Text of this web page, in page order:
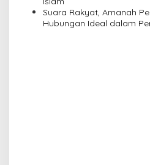
Suara Rakyat, Amanah
Hubungan Ideal dalam